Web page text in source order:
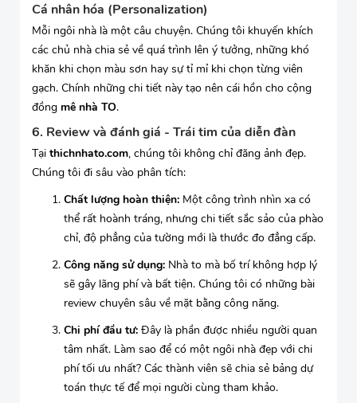
Cá nhân hóa (Personalization)
Mỗi ngôi nhà là một câu chuyện. Chúng tôi khuyến khích
các chủ nhà chia sẻ về quá trình lên ý tưởng, những khó
khăn khi chọn màu sơn hay sự tỉ mỉ khi chọn từng viên
gạch. Chính những chi tiết này tạo nên cái hồn cho cộng
đồng mê nhà TO.
6. Review và đánh giá - Trái tim của diễn đàn
Tại thichnhato.com, chúng tôi không chỉ đăng ảnh đẹp.
Chúng tôi đi sâu vào phân tích:
Chất lượng hoàn thiện: Một công trình nhìn xa có
thể rất hoành tráng, nhưng chi tiết sắc sảo của phào
chỉ, độ phẳng của tường mới là thước đo đẳng cấp.
Công năng sử dụng: Nhà to mà bố trí không hợp lý
sẽ gây lãng phí và bất tiện. Chúng tôi có những bài
review chuyên sâu về mặt bằng công năng.
Chi phí đầu tư: Đây là phần được nhiều người quan
tâm nhất. Làm sao để có một ngôi nhà đẹp với chi
phí tối ưu nhất? Các thành viên sẽ chia sẻ bảng dự
toán thực tế để mọi người cùng tham khảo.